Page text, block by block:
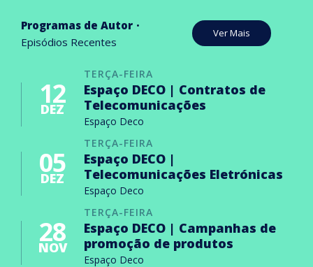
Programas de Autor
Episódios Recentes
Ver Mais
TERÇA-FEIRA
12
DEZ
Espaço DECO | Contratos de
Telecomunicações
Espaço Deco
TERÇA-FEIRA
05
DEZ
Espaço DECO |
Telecomunicações Eletrónicas
Espaço Deco
TERÇA-FEIRA
28
NOV
Espaço DECO | Campanhas de
promoção de produtos
Espaço Deco